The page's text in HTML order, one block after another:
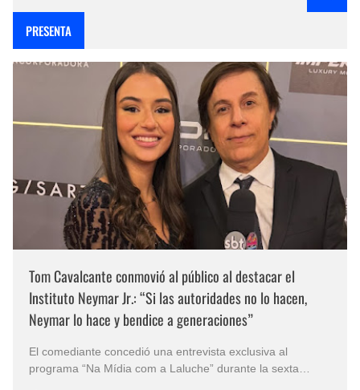
PRESENTA
Tom Cavalcante conmovió al público al destacar el
Instituto Neymar Jr.: “Si las autoridades no lo hacen,
Neymar lo hace y bendice a generaciones”
El comediante concedió una entrevista exclusiva al
programa “Na Mídia com a Laluche” durante la sexta